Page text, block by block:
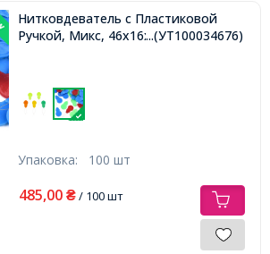
Нитковдеватель с Пластиковой
Ручкой, Микс, 46x16x3мм,...(УТ100034676)
Упаковка: 100 шт
485,00 ₴/ 100 шт